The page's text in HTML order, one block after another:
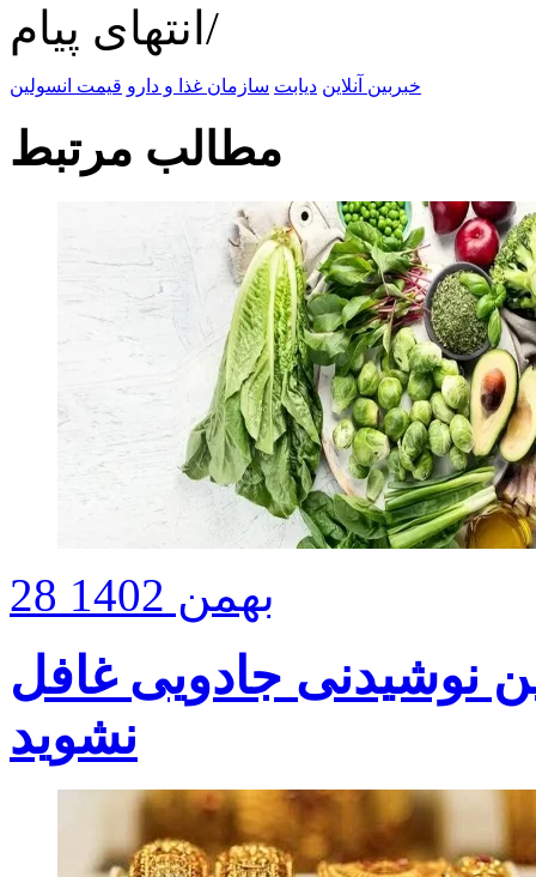
انتهای پیام/
خبربین آنلاین دیابت سازمان غذا و دارو قیمت انسولین
مطالب مرتبط
28 بهمن 1402
نوشیدنی جادویی غافل
نشوید